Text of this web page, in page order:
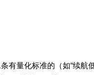
有量化标准的（如“续航